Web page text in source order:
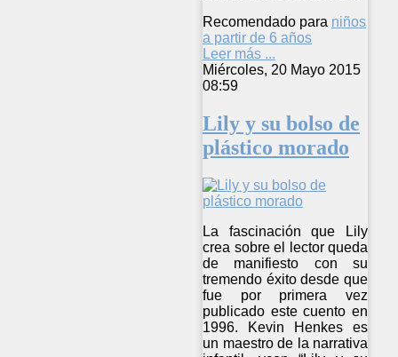
Recomendado para niños
a partir de 6 años
Leer más ...
Miércoles, 20 Mayo 2015
08:59
Lily y su bolso de
plástico morado
La fascinación que Lily
crea sobre el lector queda
de manifiesto con su
tremendo éxito desde que
fue por primera vez
publicado este cuento en
1996. Kevin Henkes es
un maestro de la narrativa